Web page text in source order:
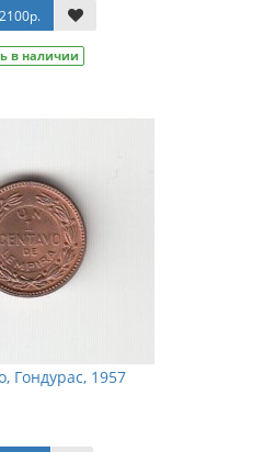
2100р.
в наличии
Гондурас, 1957